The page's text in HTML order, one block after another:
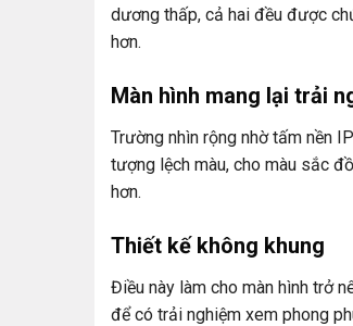
dương thấp, cả hai đều được
hơn.
Màn hình mang lại trải
Trường nhìn rộng nhờ tấm nền
tượng lệch màu, cho màu sắc
hơn.
Thiết kế không khung
Điều này làm cho màn hình trở
để có trải nghiệm xem phong